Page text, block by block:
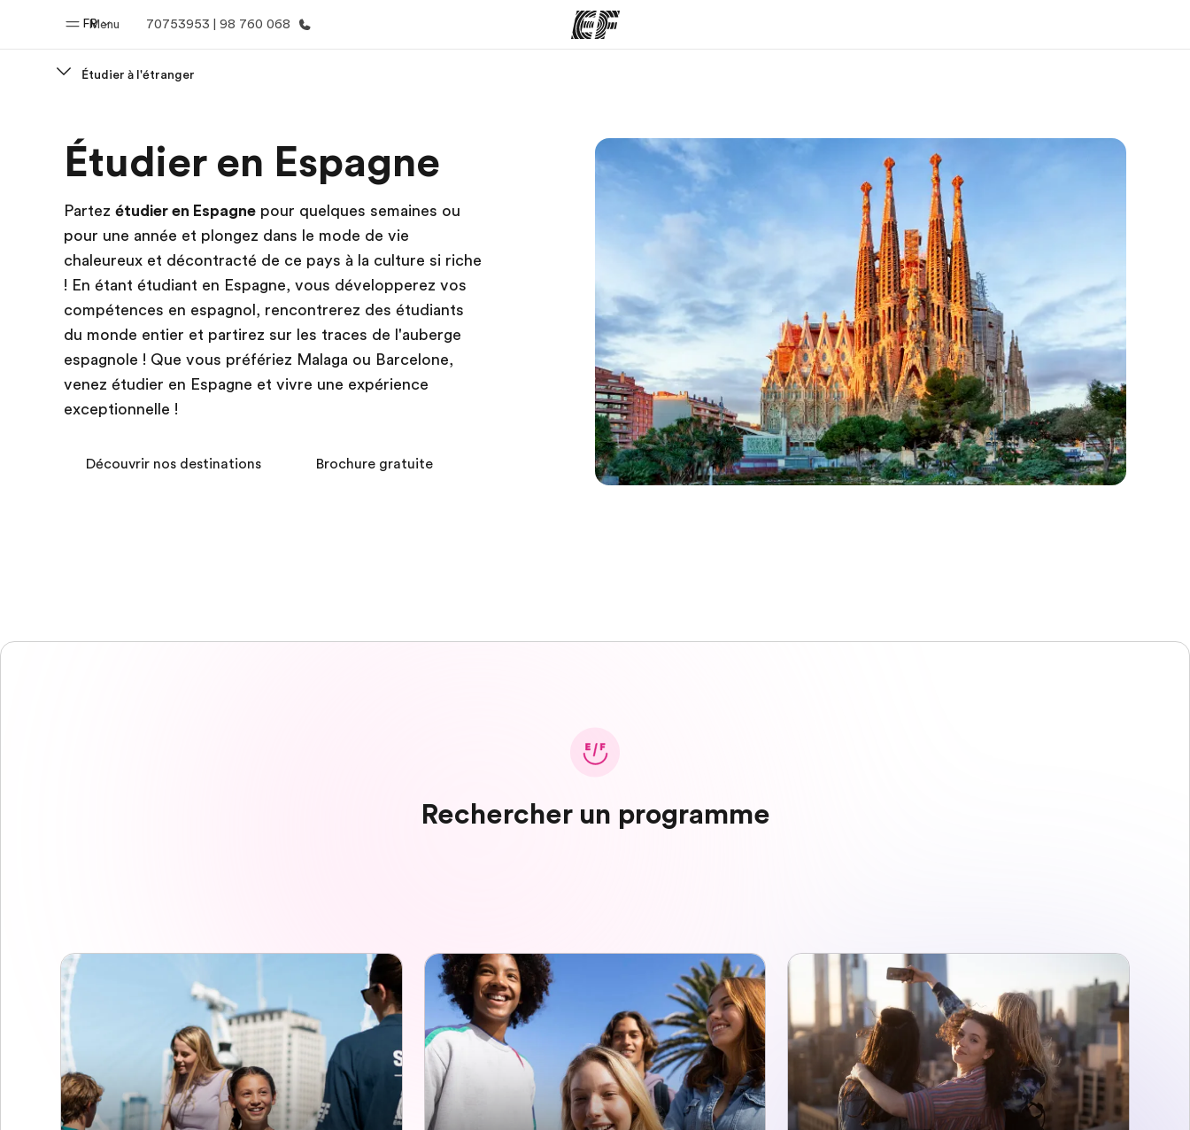
Menu
FR 70753953 | 98 760 068
Bienvenue chez EF Nos offres Trouver un bureau
Étudier à l'étranger
Étudier en Espagne
Partez étudier en Espagne pour quelques semaines ou
pour une année et plongez dans le mode de vie
chaleureux et décontracté de ce pays à la culture si riche
! En étant étudiant en Espagne, vous développerez vos
compétences en espagnol, rencontrerez des étudiants
du monde entier et partirez sur les traces de l'auberge
espagnole ! Que vous préfériez Malaga ou Barcelone,
venez étudier en Espagne et vivre une expérience
exceptionnelle !
Découvrir nos destinations Brochure gratuite
Rechercher un programme